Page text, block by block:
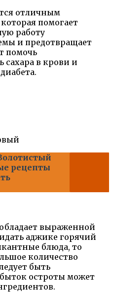
отличным
помогает
работу
и предотвращает
помочь
сахара в крови и
рецепты
выраженной
аджике горячий
блюда, то
количество
быть
остроты может